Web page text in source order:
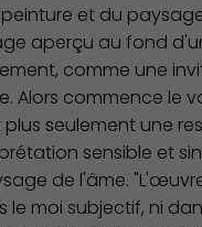
et du
aperçu au fond
comme une
Alors commence le
seulement une
sensible et
de l'âme.
le moi subjectif, ni